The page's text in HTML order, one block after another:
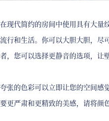
在现代简约的房间中使用具有大量
流行和生活。你可以大胆大胆，尽
者，您可以选择更静音的选项，让
夸张的色彩可以立即让您的空间感
要更严肃和更精致的美感，请将颜